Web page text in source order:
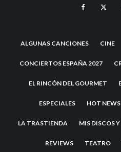
ALGUNAS CANCIONES CINE
CONCIERTOS ESPAÑA 2027
EL RINCÓN DEL GOURMET
ESPECIALES HOT NEWS
LA TRASTIENDA MIS DISCOS
REVIEWS TEATRO